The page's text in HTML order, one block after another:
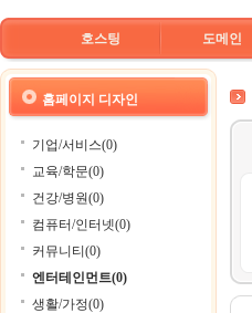
호스팅 도메인
홈페이지 디자인
기업/서비스(0)
교육/학문(0)
건강/병원(0)
컴퓨터/인터넷(0)
커뮤니티(0)
엔터테인먼트(0)
생활/가정(0)